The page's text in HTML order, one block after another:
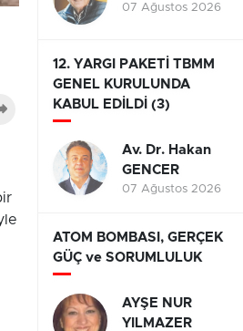
07 Ağustos 2026
12. YARGI PAKETİ TBMM
GENEL KURULUNDA
KABUL EDİLDİ (3)
Av. Dr. Hakan
GENCER
07 Ağustos 2026
ATOM BOMBASI, GERÇEK
GÜÇ ve SORUMLULUK
AYŞE NUR
YILMAZER